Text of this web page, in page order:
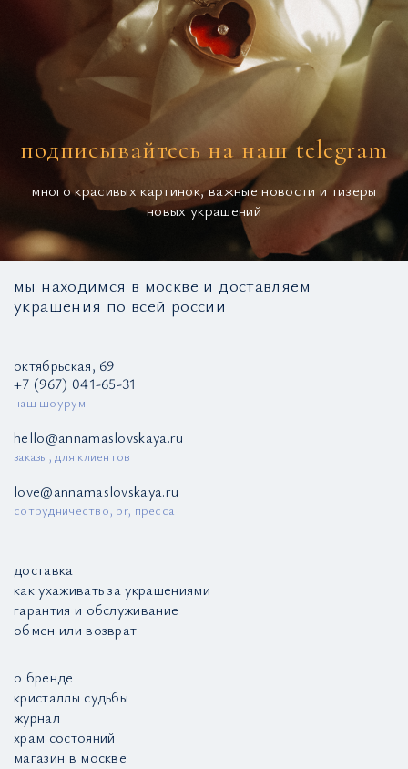
подписывайтесь на наш telegram
много красивых картинок, важные новости и тизеры
новых украшений
мы находимся в москве и доставляем
украшения по всей россии
октябрьская, 69
+7 (967) 041-65-31
наш шоурум
hello@annamaslovskaya.ru
заказы, для клиентов
love@annamaslovskaya.ru
сотрудничество, pr, пресса
доставка
как ухаживать за украшениями
гарантия и обслуживание
обмен или возврат
о бренде
кристаллы судьбы
журнал
храм состояний
магазин в москве